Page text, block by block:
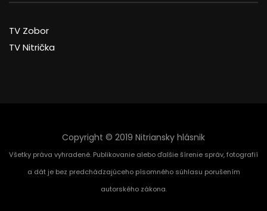
TV Zobor
TV Nitrička
Copyright © 2019 Nitriansky hlásnik
Všetky práva vyhradené. Publikovanie alebo ďalšie šírenie správ, fotografií
a dát je bez predchádzajúceho písomného súhlasu porušením
autorského zákona.